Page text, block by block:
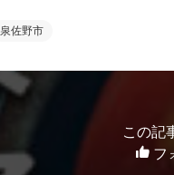
泉佐野市
この記
フ